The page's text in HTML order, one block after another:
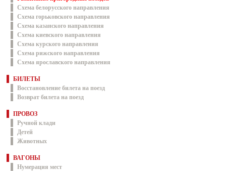
Схема белорусского направления
Схема горьковского направления
Схема казанского направления
Схема киевского направления
Схема курского направления
Схема рижского направления
Схема ярославского направления
БИЛЕТЫ
Восстановление билета на поезд
Возврат билета на поезд
ПРОВОЗ
Ручной клади
Детей
Животных
ВАГОНЫ
Нумерация мест